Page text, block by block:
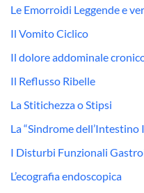
Le Emorroidi Leggende e
Il Vomito Ciclico
Il dolore addominale
Il Reflusso Ribelle
La Stitichezza o Stipsi
La “Sindrome dell’Intestino
I Disturbi Funzionali
L’ecografia endoscopica